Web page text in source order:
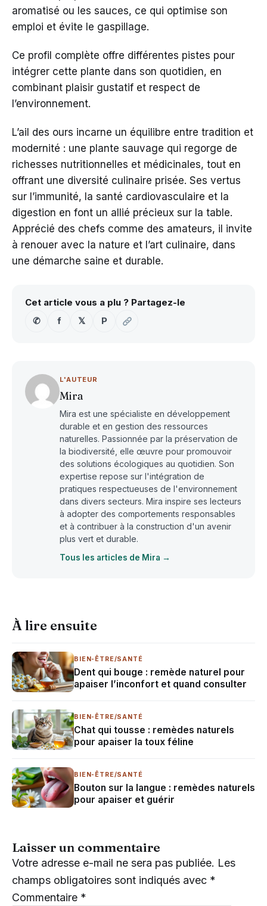
aromatisé ou les sauces, ce qui optimise son
emploi et évite le gaspillage.
Ce profil complète offre différentes pistes pour
intégrer cette plante dans son quotidien, en
combinant plaisir gustatif et respect de
l’environnement.
L’ail des ours incarne un équilibre entre tradition et
modernité : une plante sauvage qui regorge de
richesses nutritionnelles et médicinales, tout en
offrant une diversité culinaire prisée. Ses vertus
sur l’immunité, la santé cardiovasculaire et la
digestion en font un allié précieux sur la table.
Apprécié des chefs comme des amateurs, il invite
à renouer avec la nature et l’art culinaire, dans
une démarche saine et durable.
Cet article vous a plu ? Partagez-le
✆
f 𝕏 P
L'AUTEUR
Mira
Mira est une spécialiste en développement
durable et en gestion des ressources
naturelles. Passionnée par la préservation de
la biodiversité, elle œuvre pour promouvoir
des solutions écologiques au quotidien. Son
expertise repose sur l'intégration de
pratiques respectueuses de l'environnement
dans divers secteurs. Mira inspire ses lecteurs
à adopter des comportements responsables
et à contribuer à la construction d'un avenir
plus vert et durable.
Tous les articles de Mira →
À lire ensuite
BIEN-ÊTRE/SANTÉ
Dent qui bouge : remède naturel pour
apaiser l’inconfort et quand consulter
BIEN-ÊTRE/SANTÉ
Chat qui tousse : remèdes naturels
pour apaiser la toux féline
BIEN-ÊTRE/SANTÉ
Bouton sur la langue : remèdes naturels
pour apaiser et guérir
Laisser un commentaire
Votre adresse e-mail ne sera pas publiée. Les
champs obligatoires sont indiqués avec *
Commentaire *